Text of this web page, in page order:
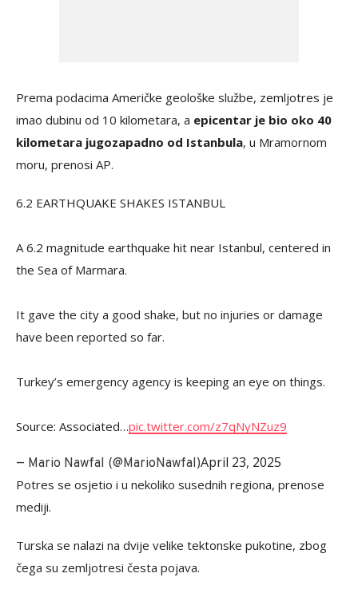
Prema podacima Američke geološke službe, zemljotres je
imao dubinu od 10 kilometara, a epicentar je bio oko 40
kilometara jugozapadno od Istanbula, u Mramornom
moru, prenosi AP.
6.2 EARTHQUAKE SHAKES ISTANBUL
A 6.2 magnitude earthquake hit near Istanbul, centered in
the Sea of Marmara.
It gave the city a good shake, but no injuries or damage
have been reported so far.
Turkey’s emergency agency is keeping an eye on things.
Source: Associated…pic.twitter.com/z7qNyNZuz9
— Mario Nawfal (@MarioNawfal)April 23, 2025
Potres se osjetio i u nekoliko susednih regiona, prenose
mediji.
Turska se nalazi na dvije velike tektonske pukotine, zbog
čega su zemljotresi česta pojava.